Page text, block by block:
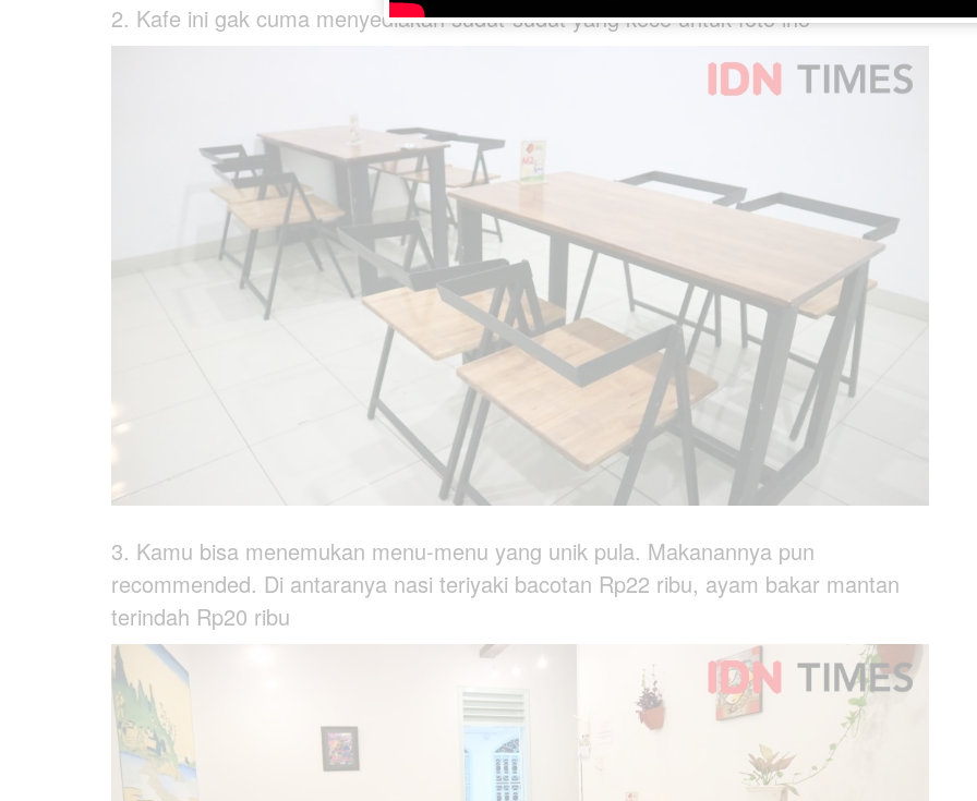
2. Kafe ini gak cuma menyediakan sudut-sudut yang kece untuk foto lho
3. Kamu bisa menemukan menu-menu yang unik pula. Makanannya pun
recommended. Di antaranya nasi teriyaki bacotan Rp22 ribu, ayam bakar mantan
terindah Rp20 ribu